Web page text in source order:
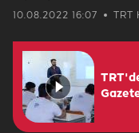
10.08.2022 16:07 TRT